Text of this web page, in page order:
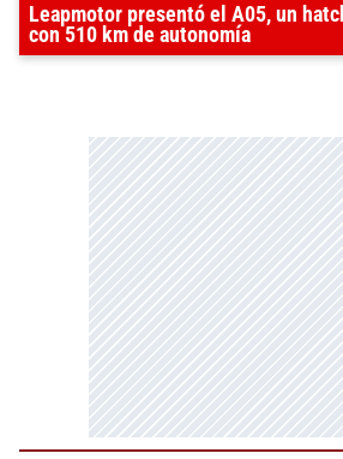
Leapmotor presentó el A05, un
con 510 km de autonomía